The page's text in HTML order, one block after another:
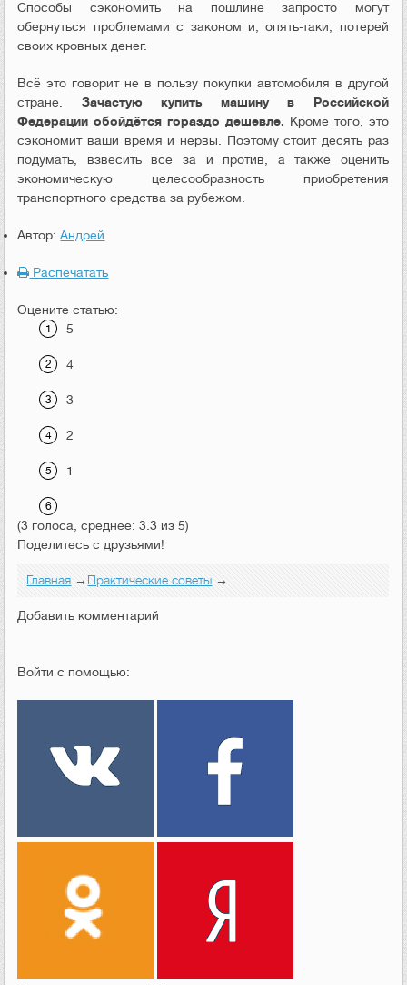
Способы сэкономить на пошлине запросто могут
обернуться проблемами с законом и, опять-таки, потерей
своих кровных денег.
Всё это говорит не в пользу покупки автомобиля в другой
стране. Зачастую купить машину в Российской
Федерации обойдётся гораздо дешевле. Кроме того, это
сэкономит ваши время и нервы. Поэтому стоит десять раз
подумать, взвесить все за и против, а также оценить
экономическую целесообразность приобретения
транспортного средства за рубежом.
Автор:Андрей
Распечатать
Оцените статью:
5
4
3
2
1
(3 голоса, среднее: 3.3 из 5)
Поделитесь с друзьями!
Главная →Практические советы →
Добавить комментарий
Войти с помощью: